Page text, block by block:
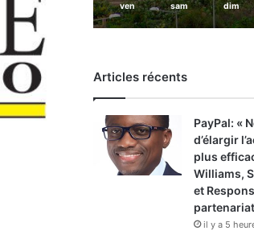
ven sam dim
Articles récents
PayPal: «
d’élargir
plus
Williams,
et
il y a 5